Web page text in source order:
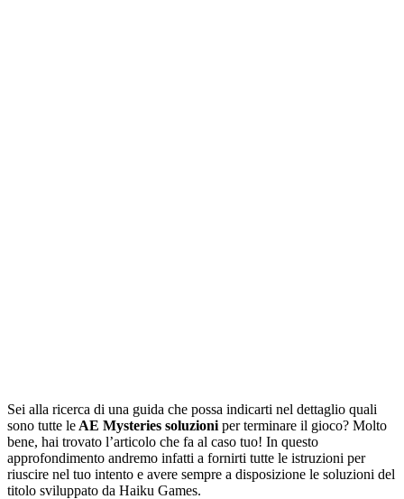
Sei alla ricerca di una guida che possa indicarti nel dettaglio quali
sono tutte le AE Mysteries soluzioni per terminare il gioco? Molto
bene, hai trovato l’articolo che fa al caso tuo! In questo
approfondimento andremo infatti a fornirti tutte le istruzioni per
riuscire nel tuo intento e avere sempre a disposizione le soluzioni del
titolo sviluppato da Haiku Games.